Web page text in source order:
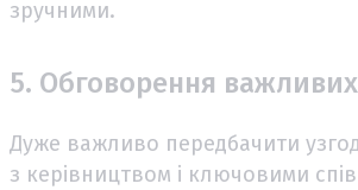
зручними.
5. Обговорення
Дуже важливо передбачити
з керівництвом і ключовими